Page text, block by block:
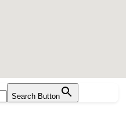
Search Button